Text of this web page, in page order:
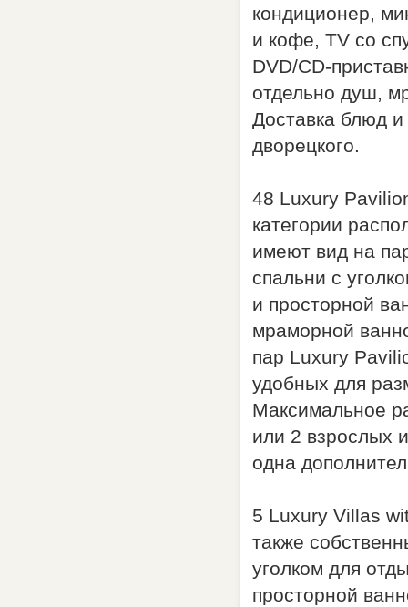
кондиционер,
и кофе, TV со
DVD/CD-
отдельно душ,
Доставка блюд и
дворецкого.
48 Luxury
категории
имеют вид на
спальни с
и просторной
мраморной
пар Luxury
удобных для
Максимальное
или 2 взрослых
одна
5 Luxury Villas
также
уголком для
просторной